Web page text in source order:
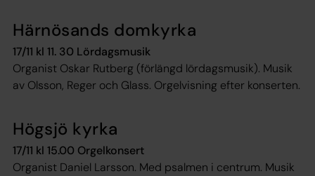
Härnösands domkyrka
17/11 kl 11. 30 Lördagsmusik
Organist Oskar Rutberg (förlängd lördagsmusik). Musik
av Olsson, Reger och Glass. Orgelvisning efter konserten.
Högsjö kyrka
17/11 kl 15.00 Orgelkonsert
Organist Daniel Larsson. Med psalmen i centrum. Musik